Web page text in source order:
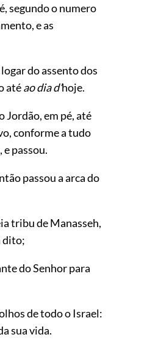
segundo o numero
e as
do assento dos
atéao dia d’hoje.
Jordão, em pé, até
conforme a tudo
passou.
passou a arca do
tribu de Manasseh,
dito;
do Senhor para
de todo o Israel:
sua vida.